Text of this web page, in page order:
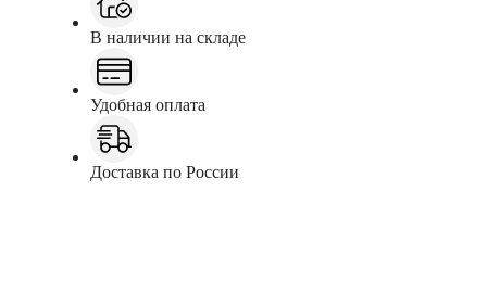
В наличии на складе
Удобная оплата
Доставка по России